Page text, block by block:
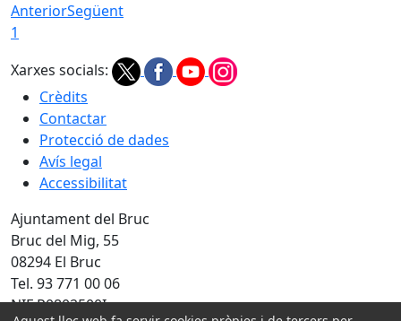
AnteriorSegüent
1
Xarxes socials:
Crèdits
Contactar
Protecció de dades
Avís legal
Accessibilitat
Ajuntament del Bruc
Bruc del Mig, 55
08294 El Bruc
Tel. 93 771 00 06
NIF P0802500I